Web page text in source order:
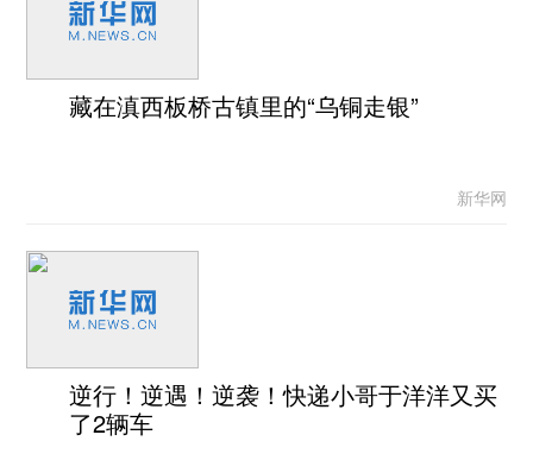
藏在滇西板桥古镇里的“乌铜走银”
新华网
逆行！逆遇！逆袭！快递小哥于洋洋又买
了2辆车